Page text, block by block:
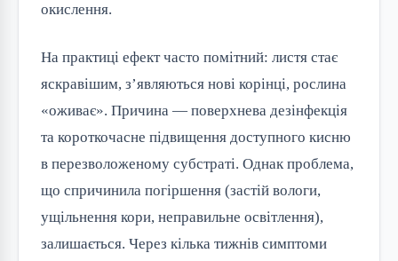
окислення.
На практиці ефект часто помітний: листя стає
яскравішим, з’являються нові корінці, рослина
«оживає». Причина — поверхнева дезінфекція
та короткочасне підвищення доступного кисню
в перезволоженому субстраті. Однак проблема,
що спричинила погіршення (застій вологи,
ущільнення кори, неправильне освітлення),
залишається. Через кілька тижнів симптоми